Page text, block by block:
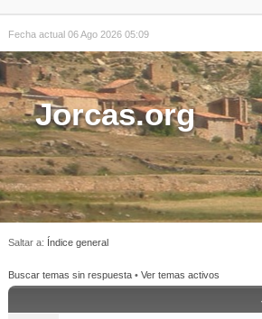
Fecha actual 06 Ago 2026 05:09
Jorcas.org
Saltar a: Índice general
Buscar temas sin respuesta • Ver temas activos